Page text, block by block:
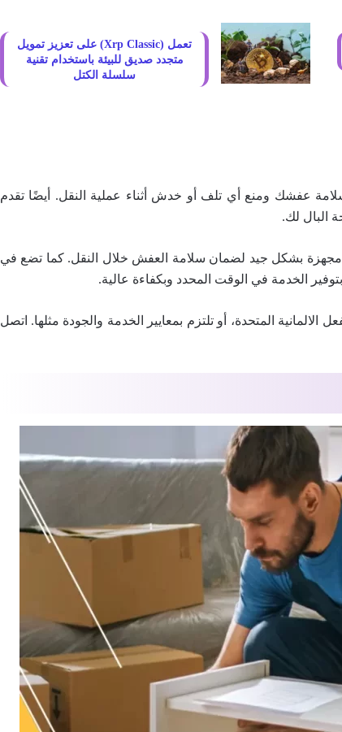
تعمل (Xrp Classic) على تعزيز تمويل
متجدد صديق للبيئة باستخدام تقنية
سلسلة الكتل
عفشك ومنع أي تلف أو خدش أثناء عملية النقل. أيضًا تقدم
البال لك.
بشكل جيد لضمان سلامة العفش خلال النقل. كما تضع في
الخدمة في الوقت المحدد وبكفاءة عالية.
المتحدة، أو تلتزم بمعايير الخدمة والجودة مثلها. اتصل